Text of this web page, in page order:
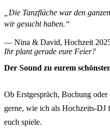
„Die Tanzfläche war den
wir gesucht haben.“
— Nina & David, Hochzeit
Ihr plant gerade eure Feier?
Der Sound zu eurem
Ob Erstgespräch, Buchung
gerne, wie ich als Hochzeits-
euch spiele.